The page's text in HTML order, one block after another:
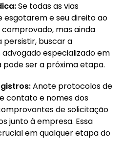
Se todas as vias
esgotarem e seu direito ao
mas ainda
persistir, buscar a
especializado em
ser a próxima etapa.
Anote protocolos de
contato e nomes dos
de solicitação
junto à empresa. Essa
em qualquer etapa do